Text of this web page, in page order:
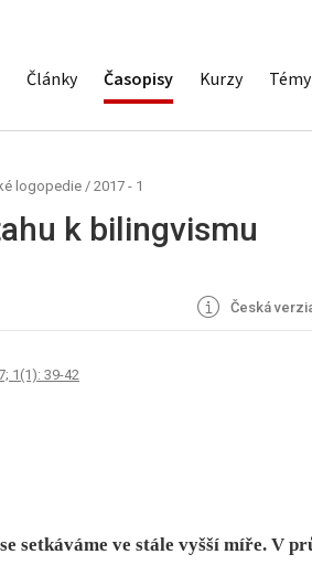
Články Časopisy Kurzy Témy
logopedie / 2017 - 1
k bilingvismu
Česká
1(1): 39-42
setkáváme ve stále vyšší míře. V